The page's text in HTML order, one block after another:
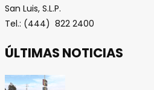
San Luis, S.L.P.
Tel.: (444) 822 2400
ÚLTIMAS NOTICIAS